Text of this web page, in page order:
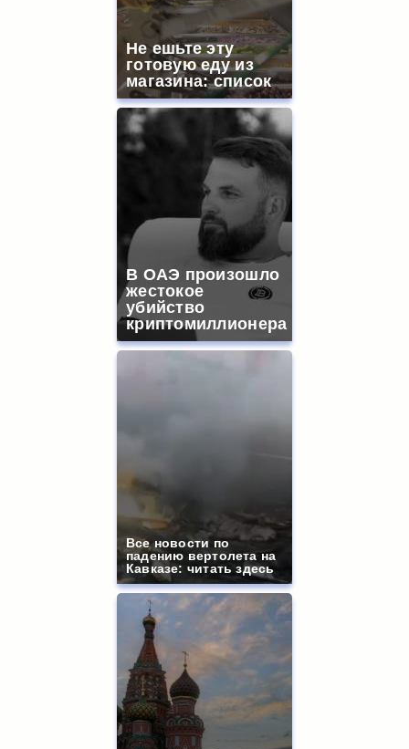
Не ешьте эту
готовую еду из
магазина: список
В ОАЭ произошло
жестокое
убийство
криптомиллионера
Все новости по
падению вертолета на
Кавказе: читать здесь